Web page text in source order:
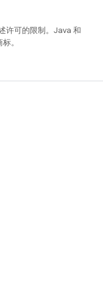
许可的限制。Java 和
。